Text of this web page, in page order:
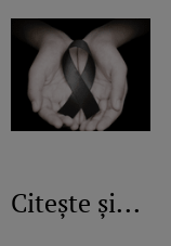
Citește și...